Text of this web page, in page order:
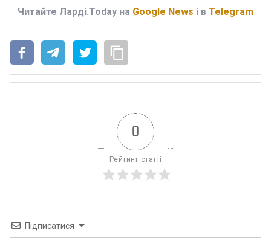
Читайте Ларді.Today на Google News і в Telegram
0
Рейтинг статті
Підписатися